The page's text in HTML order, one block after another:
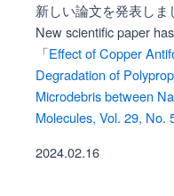
新しい論文を発表しま
New scientific paper
「Effect of Copper
Degradation of
Microdebris between
Molecules, Vol. 29, No.
2024.02.16